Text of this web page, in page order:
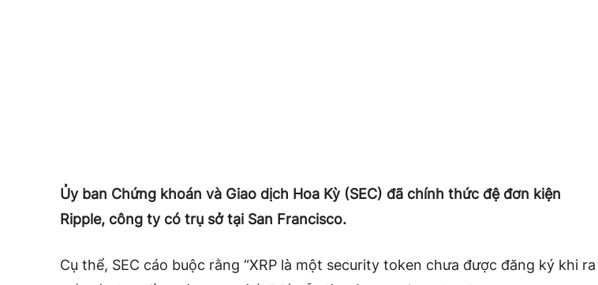
Ủy ban Chứng khoán và Giao dịch Hoa Kỳ (SEC) đã chính thức đệ đơn kiện
Ripple, công ty có trụ sở tại San Francisco.
Cụ thể, SEC cáo buộc rằng “XRP là một security token chưa được đăng ký khi ra